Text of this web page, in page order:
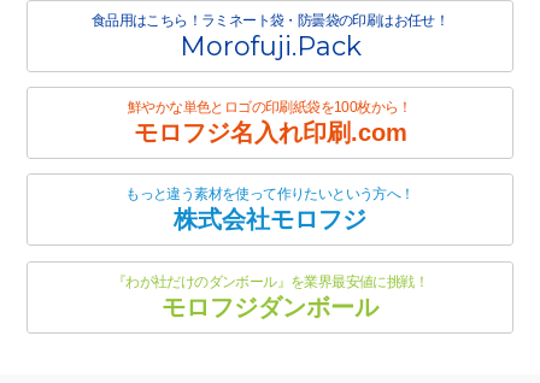
食品用はこちら！ラミネート袋・防曇袋の印刷はお任せ！
Morofuji.Pack
鮮やかな単色とロゴの印刷紙袋を100枚から！
モロフジ名入れ印刷.com
もっと違う素材を使って作りたいという方へ！
株式会社モロフジ
『わが社だけのダンボール』を業界最安値に挑戦！
モロフジダンボール